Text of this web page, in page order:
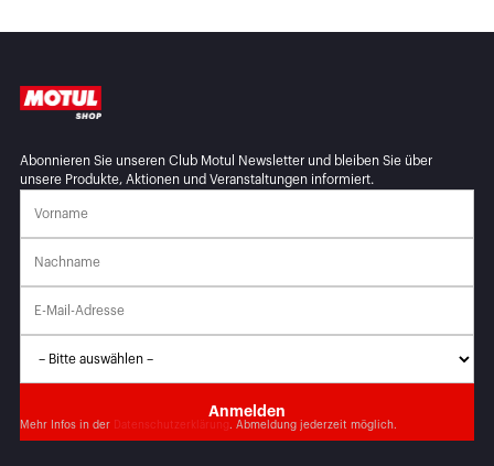
Abonnieren Sie unseren Club Motul Newsletter und bleiben Sie über
unsere Produkte, Aktionen und Veranstaltungen informiert.
Mehr Infos in der Datenschutzerklärung . Abmeldung jederzeit möglich.